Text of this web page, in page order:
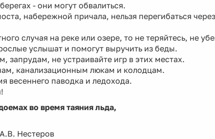
- они могут обвалиться.
набережной причала, нельзя перегибаться
случая на реке или озере, то не теряйтесь, не
услышат и помогут выручить из беды.
запрудам, не устраивайте игр в этих местах.
канализационным люкам и колодцам.
весеннего паводка и ледохода.
во время таяния льда,
Нестеров